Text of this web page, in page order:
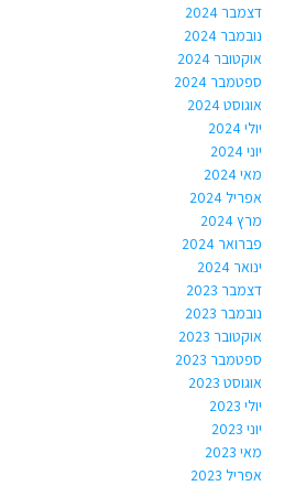
דצמבר 2024
נובמבר 2024
אוקטובר 2024
ספטמבר 2024
אוגוסט 2024
יולי 2024
יוני 2024
מאי 2024
אפריל 2024
מרץ 2024
פברואר 2024
ינואר 2024
דצמבר 2023
נובמבר 2023
אוקטובר 2023
ספטמבר 2023
אוגוסט 2023
יולי 2023
יוני 2023
מאי 2023
אפריל 2023